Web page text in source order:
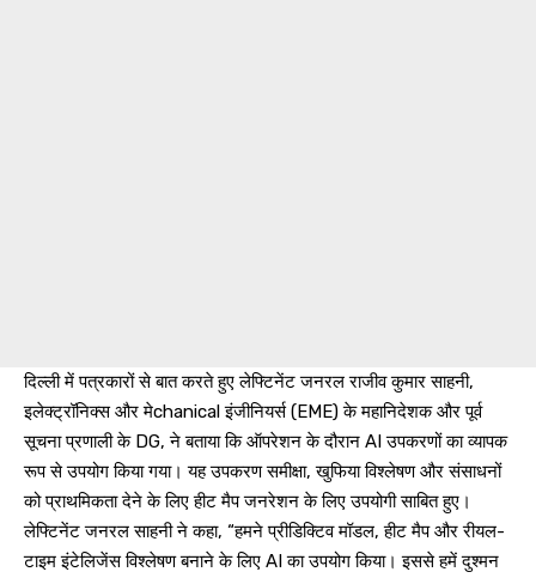
दिल्ली में पत्रकारों से बात करते हुए लेफ्टिनेंट जनरल राजीव कुमार साहनी,
इलेक्ट्रॉनिक्स और मेchanical इंजीनियर्स (EME) के महानिदेशक और पूर्व
सूचना प्रणाली के DG, ने बताया कि ऑपरेशन के दौरान AI उपकरणों का व्यापक
रूप से उपयोग किया गया। यह उपकरण समीक्षा, खुफिया विश्लेषण और संसाधनों
को प्राथमिकता देने के लिए हीट मैप जनरेशन के लिए उपयोगी साबित हुए।
लेफ्टिनेंट जनरल साहनी ने कहा, “हमने प्रीडिक्टिव मॉडल, हीट मैप और रीयल-
टाइम इंटेलिजेंस विश्लेषण बनाने के लिए AI का उपयोग किया। इससे हमें दुश्मन